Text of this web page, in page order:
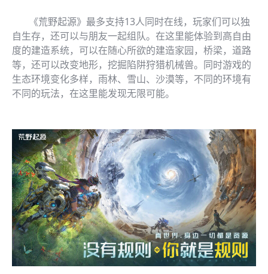
《荒野起源》最多支持13人同时在线，玩家们可以独
自生存，还可以与朋友一起组队。在这里能体验到高自由
度的建造系统，可以在随心所欲的建造家园，桥梁，道路
等，还可以改变地形，挖掘陷阱狩猎机械兽。同时游戏的
生态环境变化多样，雨林、雪山、沙漠等，不同的环境有
不同的玩法，在这里能发现无限可能。